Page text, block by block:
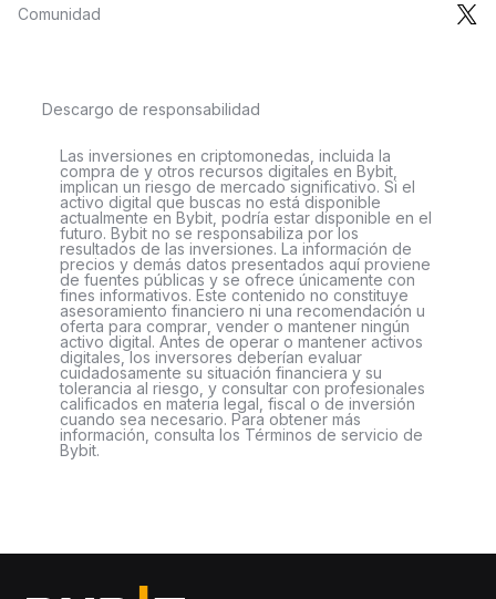
Comunidad
Descargo de responsabilidad
Las inversiones en criptomonedas, incluida la
compra de y otros recursos digitales en Bybit,
implican un riesgo de mercado significativo. Si el
activo digital que buscas no está disponible
actualmente en Bybit, podría estar disponible en el
futuro. Bybit no se responsabiliza por los
resultados de las inversiones. La información de
precios y demás datos presentados aquí proviene
de fuentes públicas y se ofrece únicamente con
fines informativos. Este contenido no constituye
asesoramiento financiero ni una recomendación u
oferta para comprar, vender o mantener ningún
activo digital. Antes de operar o mantener activos
digitales, los inversores deberían evaluar
cuidadosamente su situación financiera y su
tolerancia al riesgo, y consultar con profesionales
calificados en materia legal, fiscal o de inversión
cuando sea necesario. Para obtener más
información, consulta los Términos de servicio de
Bybit.